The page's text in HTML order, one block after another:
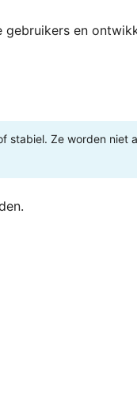
en
stabiel. Ze worden niet